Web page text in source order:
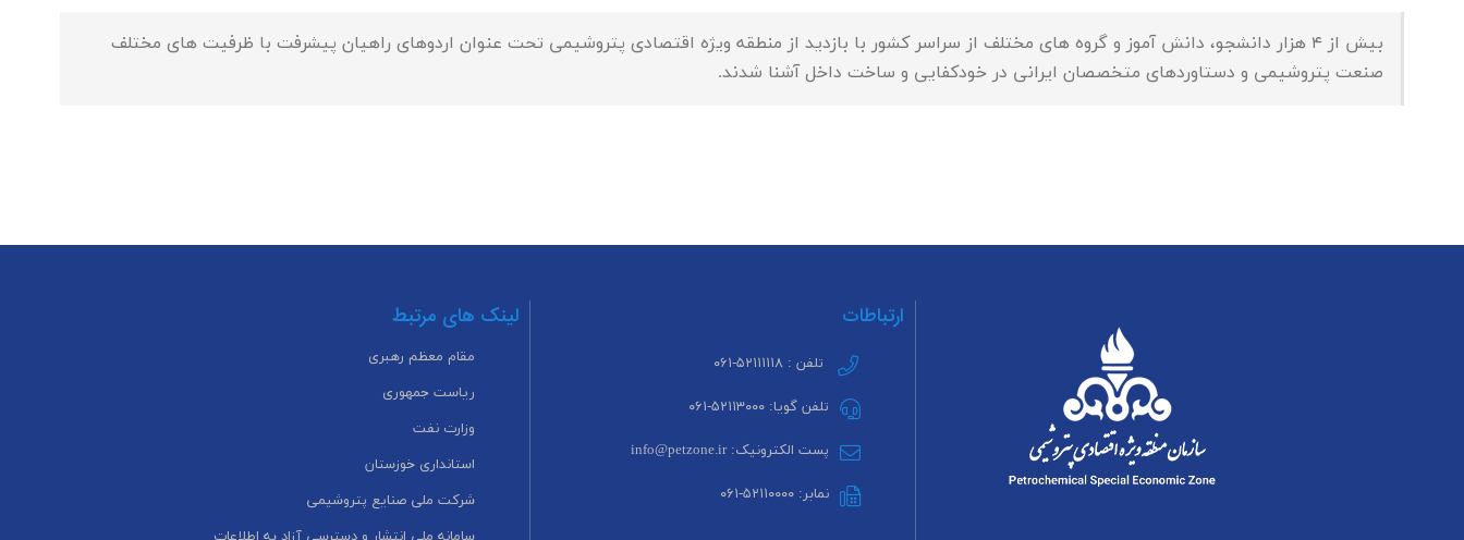
بیش از ۴ هزار دانشجو، دانش آموز و گروه های مختلف از سراسر کشور با بازدید از منطقه ویژه اقتصادی پتروشیمی تحت عنوان اردوهای راهیان پیشرفت با ظرفیت های مختلف
صنعت پتروشیمی و دستاوردهای متخصصان ایرانی در خودکفایی و ساخت داخل آشنا شدند.
ارتباطات
تلفن : ۵۲۱۱۱۱۱۸-۰۶۱
تلفن گویا: ۵۲۱۱۳۰۰۰-۰۶۱
پست الکترونیک: info@petzone.ir
نمابر: ۵۲۱۱۰۰۰۰-۰۶۱
لینک های مرتبط
مقام معظم رهبری
ریاست جمهوری
وزارت نفت
استانداری خوزستان
شرکت ملی صنایع پتروشیمی